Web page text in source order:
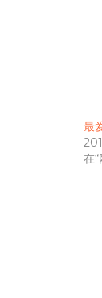
最
在“